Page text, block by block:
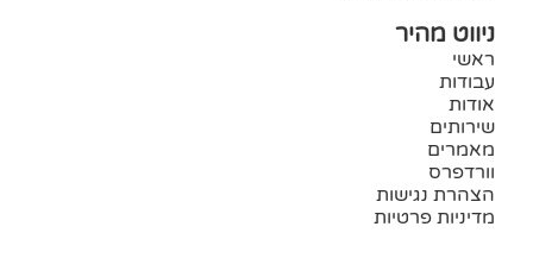
ניווט מהיר
ראשי
עבודות
אודות
שירותים
מאמרים
וורדפרס
הצהרת נגישות
מדיניות פרטיות